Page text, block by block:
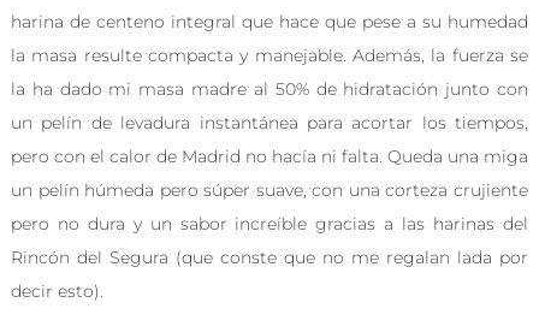
harina de centeno integral que hace que pese a su humedad
la masa resulte compacta y manejable. Además, la fuerza se
la ha dado mi masa madre al 50% de hidratación junto con
un pelín de levadura instantánea para acortar los tiempos,
pero con el calor de Madrid no hacía ni falta. Queda una miga
un pelín húmeda pero súper suave, con una corteza crujiente
pero no dura y un sabor increíble gracias a las harinas del
Rincón del Segura (que conste que no me regalan lada por
decir esto).